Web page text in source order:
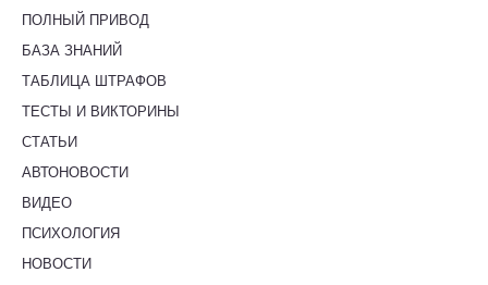
ПОЛНЫЙ ПРИВОД
БАЗА ЗНАНИЙ
ТАБЛИЦА ШТРАФОВ
ТЕСТЫ И ВИКТОРИНЫ
СТАТЬИ
АВТОНОВОСТИ
ВИДЕО
ПСИХОЛОГИЯ
НОВОСТИ